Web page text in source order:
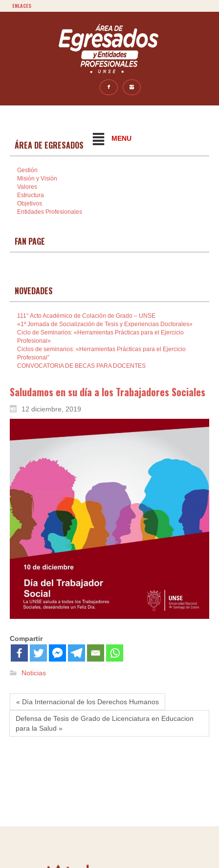
ENLACES
MENU
ÁREA DE EGRESADOS
Gestión
Misión y Visión
Valores
Estructura
Objetivos
Entidades Profesionales
FAN PAGE
NOVEDADES
111° Acto Académico de Colación de Grado – UNSE
«1º Jornada de Socialización de Tesis y Experiencias Doctorales»
Ciclo de Seminarios: «Herramientas Prácticas para el Ejercicio
Profesional»
Ciclos de seminarios: «Herramientas Prácticas para el Ejercicio
Profesional”
CONVOCATORIA DE BECAS PARA DOCENTES
Saludamos en su día a los Trabajadores Sociales
12 diciembre, 2019
Compartir
Noticias
« Día Internacional de los Derechos Humanos
Defensa de Tesis de Grado de Licenciatura en Educacion
para la Salud »